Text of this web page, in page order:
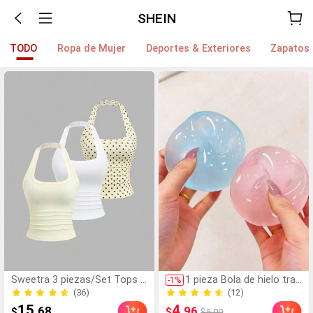
SHEIN
TODO Ropa de Mujer Deportes & Exteriores Zapatos
Sweetra 3 piezas/Set Tops d
e tirantes halter para mujer, e
stilo francés de verano, lunar
(36)
-1 % 1 pieza Bola de hielo tran
sparente blandita, bola a
ntiestrés de rebote lent
(12)